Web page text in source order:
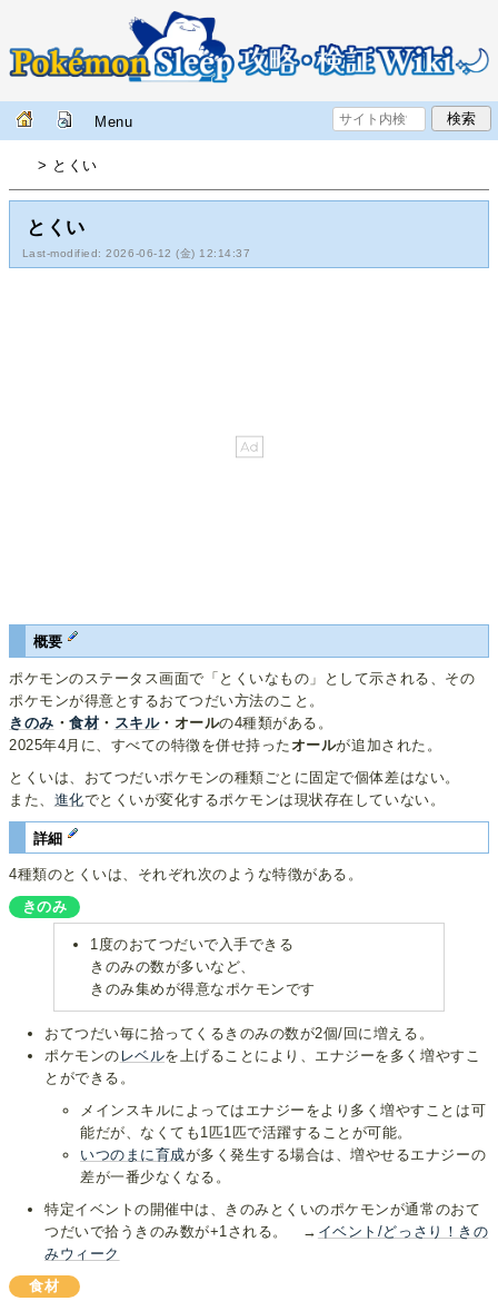
Menu
> とくい
とくい
Last-modified: 2026-06-12 (金) 12:14:37
概要
ポケモンのステータス画面で「とくいなもの」として示される、その
ポケモンが得意とするおてつだい方法のこと。
きのみ ・食材 ・ スキル・オールの4種類がある。
2025年4月に、すべての特徴を併せ持ったオールが追加された。
とくいは、おてつだいポケモンの種類ごとに固定で個体差はない。
また、 進化でとくいが変化するポケモンは現状存在していない。
詳細
4種類のとくいは、それぞれ次のような特徴がある。
きのみ
1度のおてつだいで入手できる
きのみの数が多いなど、
きのみ集めが得意なポケモンです
おてつだい毎に拾ってくるきのみの数が2個/回に増える。
ポケモンの レベルを上げることにより、エナジーを多く増やすこ
とができる。
メインスキルによってはエナジーをより多く増やすことは可
能だが、なくても1匹1匹で活躍することが可能。
いつのまに育成が多く発生する場合は、増やせるエナジーの
差が一番少なくなる。
特定イベントの開催中は、きのみとくいのポケモンが通常のおて
つだいで拾うきのみ数が+1される。 → イベント/どっさり！きの
みウィーク
食材